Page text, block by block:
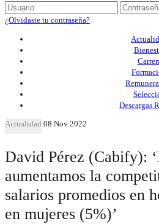
¿Olvidaste tu contraseña?
Descargas
Actualidad 08 Nov 2022
David Pérez (Cabify):
aumentamos la
salarios promedios en
en mujeres (5%)’